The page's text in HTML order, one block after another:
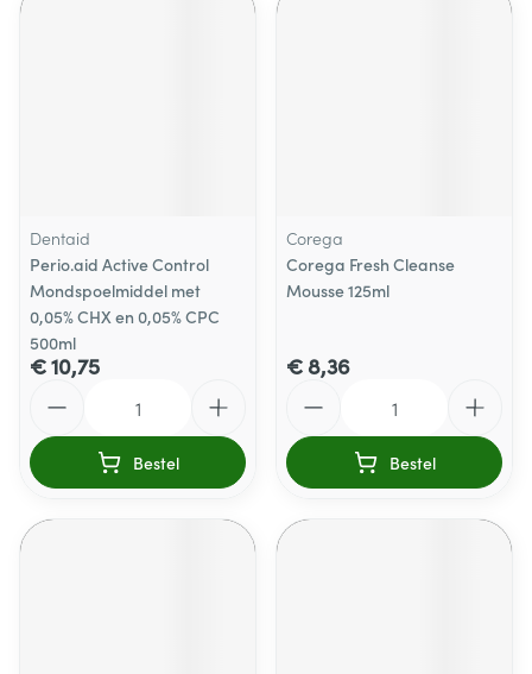
Dentaid
Perio.aid Active Control
Mondspoelmiddel met
0,05% CHX en 0,05% CPC
500ml
€ 10,75
Bestel
Corega
Corega Fresh Cleanse
Mousse 125ml
€ 8,36
Bestel